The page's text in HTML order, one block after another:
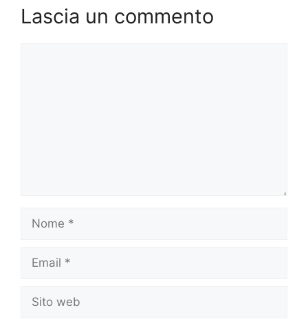
Lascia un commento
Nome
Email
Sito
web